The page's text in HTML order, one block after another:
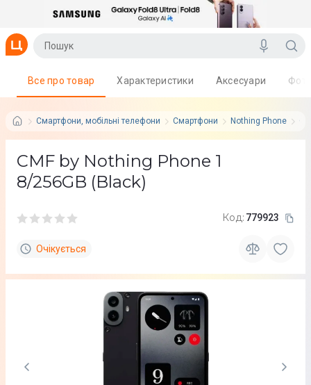
Смартфони, мобільні телефони Смартфони Nothing Phone
Все про товар Характеристики Аксесуари
CMF by Nothing Phone 1
8/256GB (Black)
Код: 779923
Очікується